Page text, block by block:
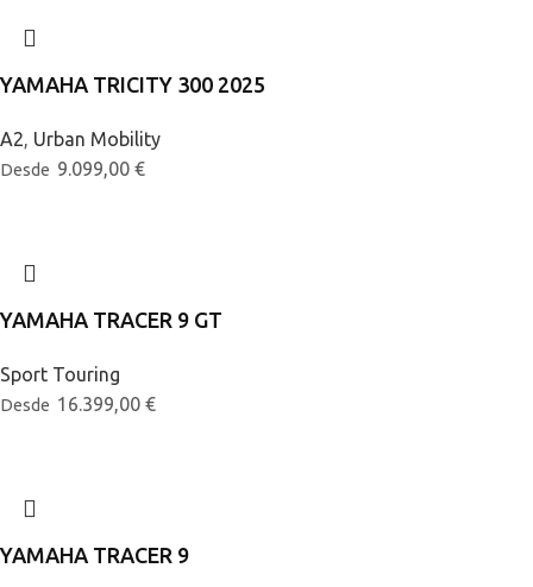
YAMAHA TRICITY 300 2025
A2, Urban Mobility
Desde 9.099,00 €
YAMAHA TRACER 9 GT
Sport Touring
Desde 16.399,00 €
YAMAHA TRACER 9